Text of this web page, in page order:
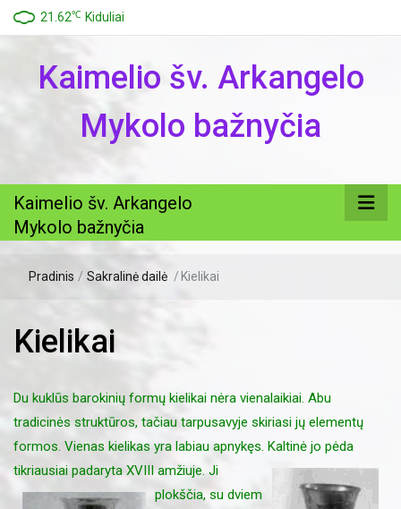
21.62℃ Kiduliai
Kaimelio šv. Arkangelo
Mykolo bažnyčia
Kaimelio šv. Arkangelo
Mykolo bažnyčia
Pradinis / Sakralinė dailė / Kielikai
Kielikai
Du kuklūs barokinių formų kielikai nėra vienalaikiai. Abu
tradicinės struktūros, tačiau tarpusavyje skiriasi jų elementų
formos. Vienas kielikas yra labiau apnykęs. Kaltinė jo pėda
tikriausiai padaryta XVIII amžiuje. Ji
plokščia, su dviem